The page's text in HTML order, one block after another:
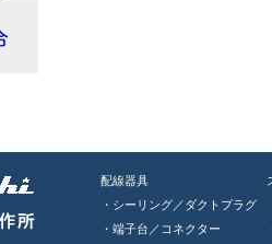
配線器具
・シーリング／ダクトプラグ
・端子台／コネクター